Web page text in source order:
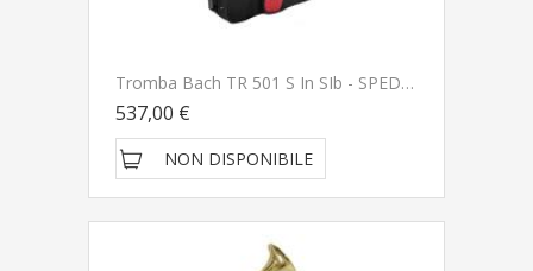
Tromba Bach TR 501 S In SIb - SPEDITA GRATIS
537,00 €
NON DISPONIBILE